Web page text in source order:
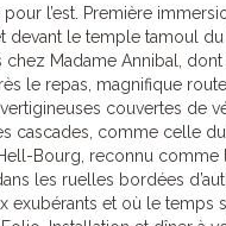
l’est. Première
devant le temple tamoul
Madame Annibal,
le repas, magnifique
couvertes de
cascades, comme celle
Bourg, reconnu comme
les ruelles bordées
exubérants et où le temps